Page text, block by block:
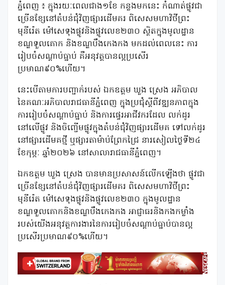
ភ្នំពេញ ៖ ក្នុងរយៈពេលជាង១ខែ កន្លងមកនេះ កំណាត់ផ្លូវជា
ច្រើនខ្សែនៅតំបន់ជុំវិញផ្សារដើមគរ ពិសេសមហាវិថីព្រះ
មុនីរ៉េត ម៉ៅសេទុងផ្លូវនិងផ្លូវលេខ២៣០ ស្ថិតក្នុងមូលដ្ឋាន
ខណ្ឌទួលគោក និងខណ្ឌបឹងកេងកង មកដល់ពេលនេះ ការ
រៀបចំសណ្តាប់ធ្នាប់ គឺអនុវត្តបានល្អប្រសើរ
ប្រមាណ៩០%ហើយ។
នេះបើតាមការបញ្ជាក់របស់ ឯកឧត្តម ឃួង ស្រេង អភិបាល
នៃគណៈអភិបាលរាជធានីភ្នំពេញ ក្នុងប្រជុំស្តីពីវឌ្ឍនភាពក្នុង
ការរៀបចំសណ្តាប់ធ្នាប់ និងការផ្ទេរអាជីវករដែល លក់ដូរ
នៅលើផ្លូវ និងចិញ្ចើមផ្លូវក្នុងតំបន់ជុំវិញផ្សារដើមគ ទៅលក់ដូរ
នៅផ្សារដើមគថ្មី ឬផ្សារតាម៉ាប់ព្រែកជ្រៃ នារសៀលថ្ងៃទី២៤
ខែកុម្ភៈ ឆ្នាំ២០២៦ នៅសាលារាជធានីភ្នំពេញ។
ឯកឧត្តម ឃួង ស្រេង បានមានប្រសាសន៍លើកឡើងថា ផ្លូវជា
ច្រើនខ្សែនៅតំបន់ជុំវិញផ្សារដើមគរ ពិសេសមហាវិថីព្រះ
មុនីរ៉េត ម៉ៅសេទុងផ្លូវនិងផ្លូវលេខ២៣០ ក្នុងមូលដ្ឋាន
ខណ្ឌទួលគោកនិងខណ្ឌបឹងកេងកង អាជ្ញាធរនិងកងកម្លាំង
របស់យើងអនុវត្តការងារនៃការរៀបចំសណ្តាប់ធ្នាប់បានល្អ
ប្រសើរប្រមាណ៩០%ហើយ។